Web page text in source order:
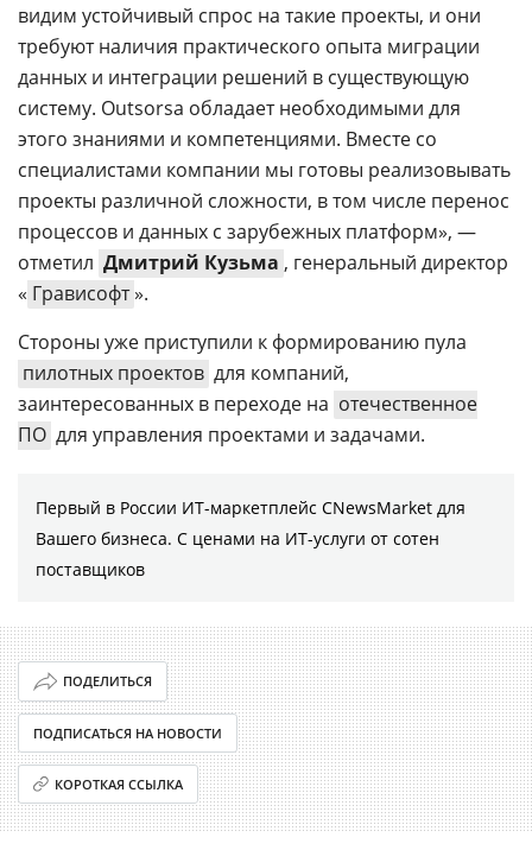
видим устойчивый спрос на такие проекты, и они
требуют наличия практического опыта миграции
данных и интеграции решений в существующую
систему. Outsorsa обладает необходимыми для
этого знаниями и компетенциями. Вместе со
специалистами компании мы готовы реализовывать
проекты различной сложности, в том числе перенос
процессов и данных с зарубежных платформ», —
отметил Дмитрий Кузьма , генеральный директор
« Грависофт».
Стороны уже приступили к формированию пула
пилотных проектов для компаний,
заинтересованных в переходе на отечественное
ПО для управления проектами и задачами.
Первый в России ИТ-маркетплейс CNewsMarket для
Вашего бизнеса. С ценами на ИТ-услуги от сотен
поставщиков
ПОДЕЛИТЬСЯ
ПОДПИСАТЬСЯ НА НОВОСТИ
КОРОТКАЯ ССЫЛКА